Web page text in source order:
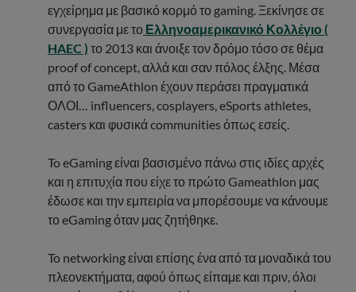
εγχείρημα με βασικό κορμό το gaming. Ξεκίνησε σε
συνεργασία με το Ελληνοαμερικανικό Κολλέγιο (
HAEC ) το 2013 και άνοιξε τον δρόμο τόσο σε θέμα
proof of concept, αλλά και σαν πόλος έλξης. Μέσα
από το GameAthlon έχουν περάσει πραγματικά
ΟΛΟΙ… influencers, cosplayers, eSports athletes,
casters και φυσικά communities όπως εσείς.
To eGaming είναι βασισμένο πάνω στις ιδίες αρχές
και η επιτυχία που είχε το πρώτο Gameathlon μας
έδωσε και την εμπειρία να μπορέσουμε να κάνουμε
το eGaming όταν μας ζητήθηκε.
To networking είναι επίσης ένα από τα μοναδικά του
πλεονεκτήματα, αφού όπως είπαμε και πριν, όλοι